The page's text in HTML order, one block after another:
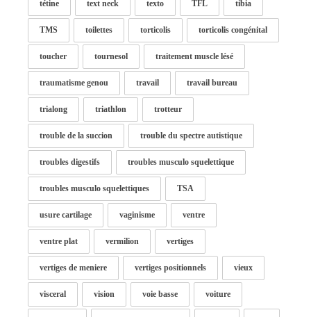
tétine text neck texto TFL tibia
TMS toilettes torticolis torticolis congénital
toucher tournesol traitement muscle lésé
traumatisme genou travail travail bureau
trialong triathlon trotteur
trouble de la succion trouble du spectre autistique
troubles digestifs troubles musculo squelettique
troubles musculo squelettiques TSA
usure cartilage vaginisme ventre
ventre plat vermilion vertiges
vertiges de meniere vertiges positionnels vieux
visceral vision voie basse voiture